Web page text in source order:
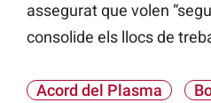
assegurat que volen
consolide els llocs de
Acord del Plasma